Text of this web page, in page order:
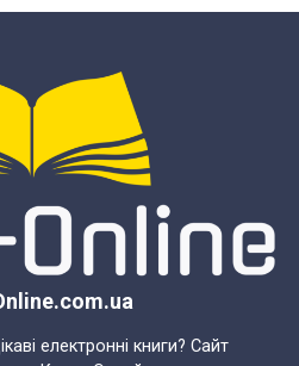
електронні книги? Сайт